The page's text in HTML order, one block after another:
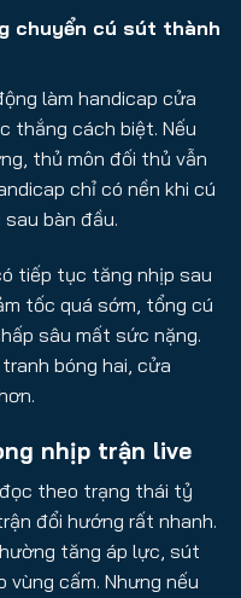
chuyển cú sút thành
làm handicap cửa
thắng cách biệt. Nếu
thủ môn đối thủ vẫn
chỉ có nền khi cú
bàn đầu.
tiếp tục tăng nhịp sau
tốc quá sớm, tổng cú
sâu mất sức nặng.
bóng hai, cửa
nhịp trận live
theo trạng thái tỷ
đổi hướng rất nhanh.
tăng áp lực, sút
vùng cấm. Nhưng nếu